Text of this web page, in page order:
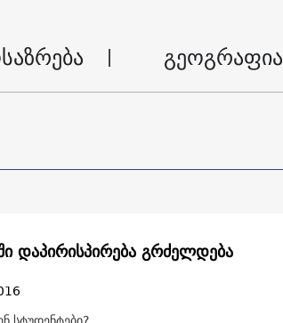
გეოგრაფია
დაპირისპირება გრძელდება